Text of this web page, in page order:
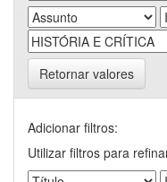
Retornar valores
Adicionar filtros:
Utilizar filtros para